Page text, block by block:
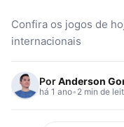
Confira os jogos de
internacionais
PorAnderson
há 1 ano• 2 min de